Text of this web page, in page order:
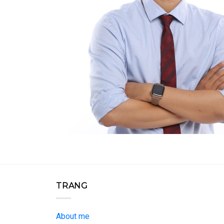
TRANG
About me